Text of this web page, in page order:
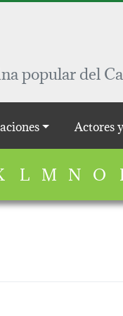
popular del
Actores
L M N O